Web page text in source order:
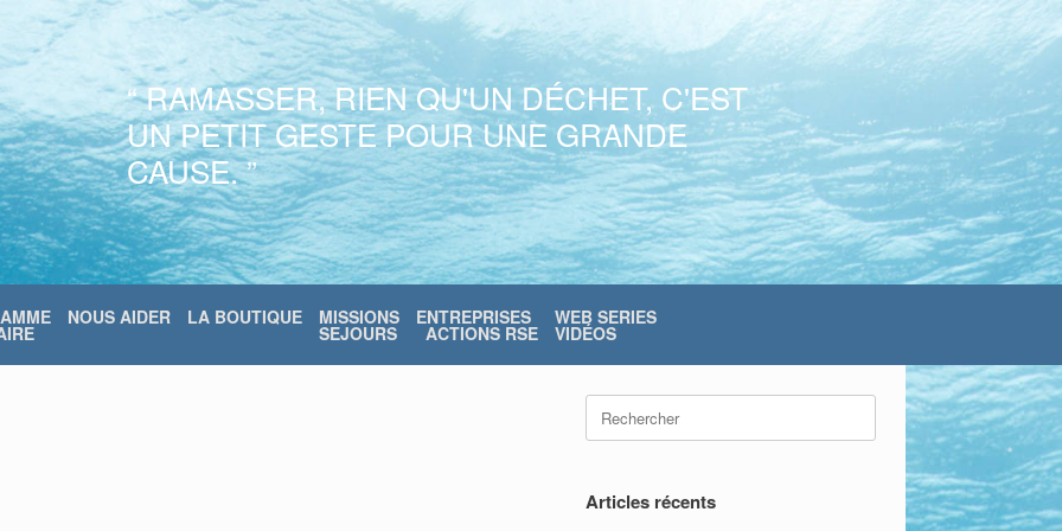
“ RAMASSER, RIEN QU'UN DÉCHET, C'EST
UN PETIT GESTE POUR UNE GRANDE
CAUSE. ”
NOUS AIDER LA BOUTIQUE MISSIONS
SEJOURS
ENTREPRISES
ACTIONS RSE
WEB SERIES
VIDÉOS
Search
for:
Articles récents